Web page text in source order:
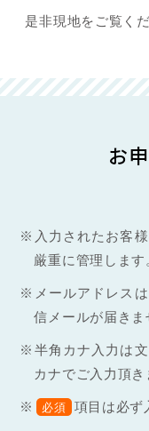
是非現地をご覧く
お
※入力されたお客
厳重に管理します
※メールアドレス
信メールが届きま
※半角カナ入力は
カナでご入力頂き
※ 必須 項目は必ず